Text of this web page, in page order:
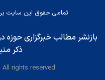
تمامی حقوق این سایت
بازنشر مطالب خبرگزاری حوزه
ذکر
rights reserved